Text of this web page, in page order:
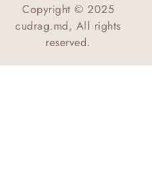
Copyright © 2025
cudrag.md, All rights
reserved.